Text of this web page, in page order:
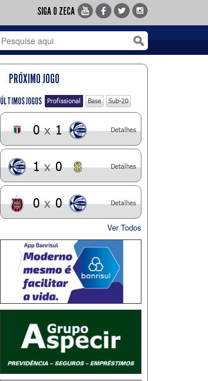
SIGA O ZECA
PRÓXIMO JOGO
ÚLTIMOS JOGOS Profissional Base Sub-20
0 x 1 Detalhes
1 x 0 Detalhes
0 x 0 Detalhes
Ver Todos